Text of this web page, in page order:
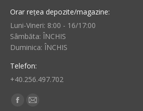
Orar rețea depozite/magazine:
Luni-Vineri: 8:00 - 16/17:00
Sâmbăta: ÎNCHIS
Duminica: ÎNCHIS
Telefon:
+40.256.497.702
Find us on:
Facebook
Mail